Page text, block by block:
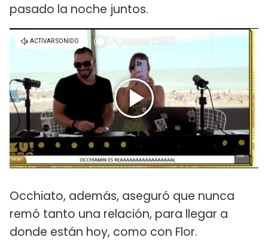
pasado la noche juntos.
Occhiato, además, aseguró que nunca
remó tanto una relación, para llegar a
donde están hoy, como con Flor.